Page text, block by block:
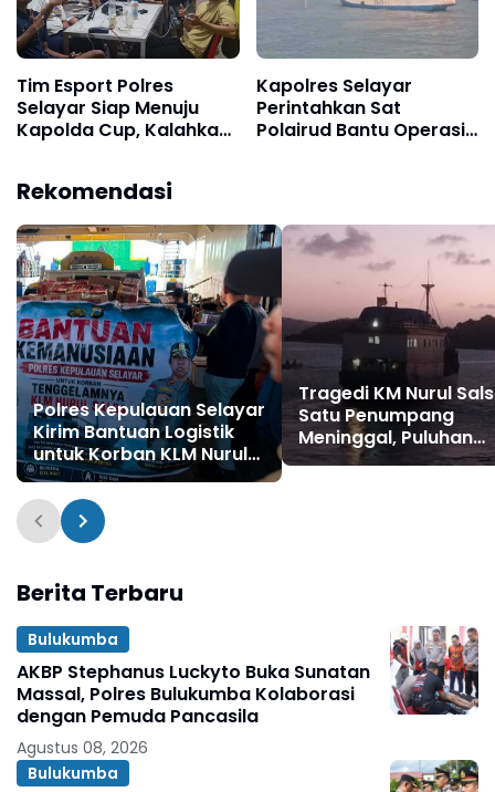
Tim Esport Polres
Selayar Siap Menuju
Kapolda Cup, Kalahkan
Kapolres Selayar
Perintahkan Sat
Polairud Bantu Operasi
Rekomendasi
Polres Kepulauan Selayar
Kirim Bantuan Logistik
untuk Korban KLM Nurul
Salsa di Pulau Jampea
Tragedi KM Nurul
Satu Penumpang
Meninggal, Puluhan
Selamat, Operasi
Berita Terbaru
Bulukumba
AKBP Stephanus Luckyto Buka Sunatan
Massal, Polres Bulukumba Kolaborasi
dengan Pemuda Pancasila
Agustus 08, 2026
Bulukumba